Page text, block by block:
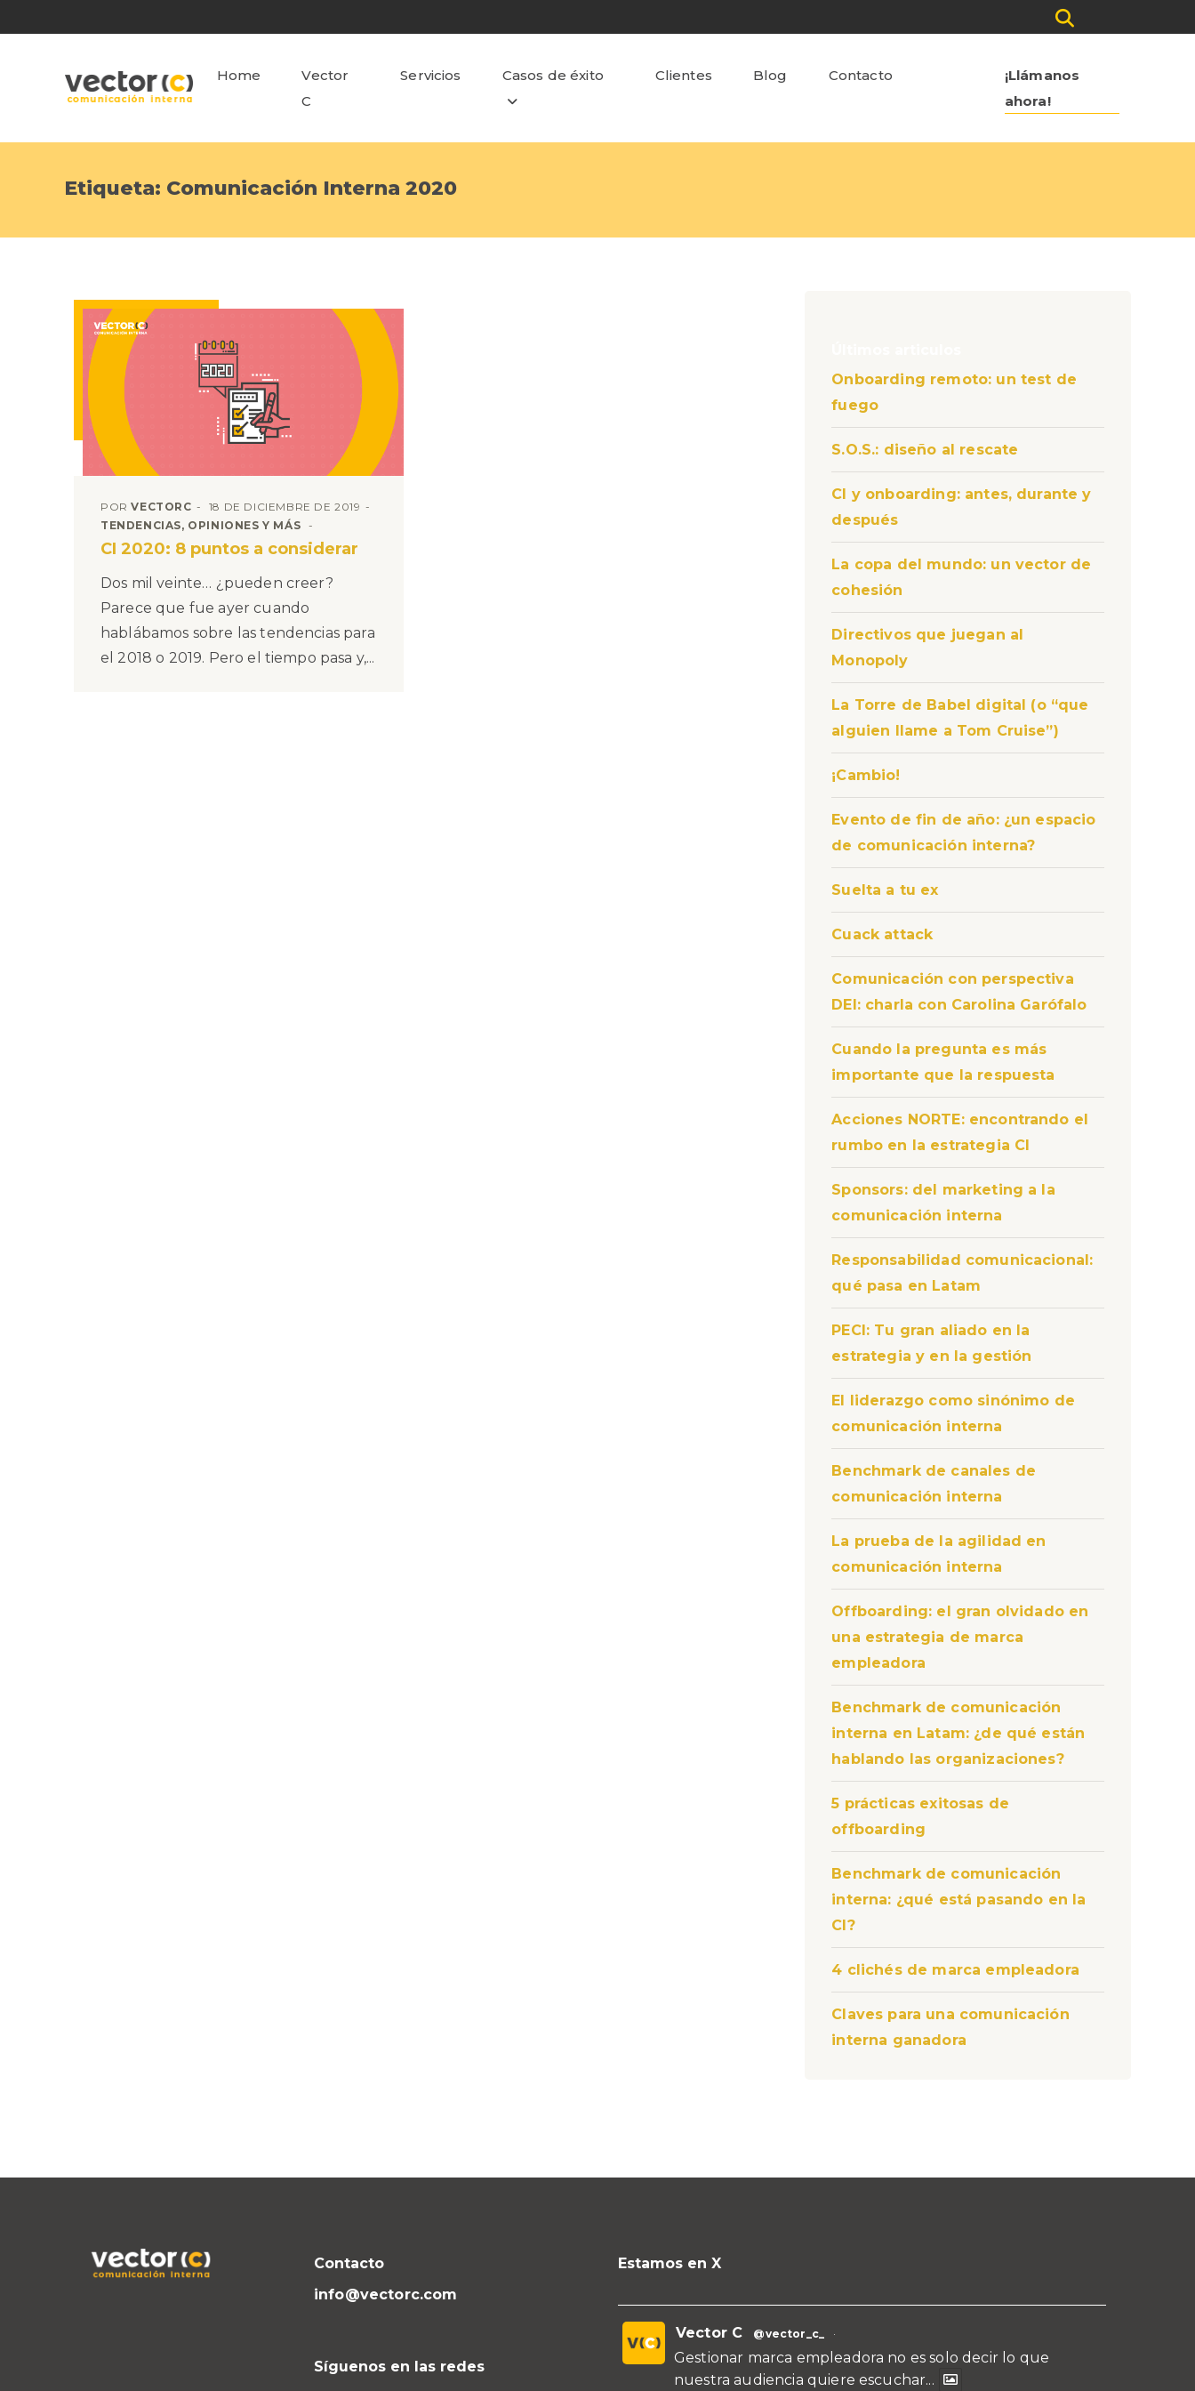
Home
Vector
C
Servicios Casos de éxito Clientes Blog Contacto
¡Llámanos
ahora!
Etiqueta: Comunicación Interna 2020
PORVECTORC
18 DE DICIEMBRE DE 2019
TENDENCIAS, OPINIONES Y MÁS
CI 2020: 8 puntos a considerar
Dos mil veinte… ¿pueden creer?
Parece que fue ayer cuando
hablábamos sobre las tendencias para
el 2018 o 2019. Pero el tiempo pasa y,...
Onboarding remoto: un test de
fuego
S.O.S.: diseño al rescate
CI y onboarding: antes, durante y
después
La copa del mundo: un vector de
cohesión
Directivos que juegan al
Monopoly
La Torre de Babel digital (o “que
alguien llame a Tom Cruise”)
¡Cambio!
Evento de fin de año: ¿un espacio
de comunicación interna?
Suelta a tu ex
Cuack attack
Comunicación con perspectiva
DEI: charla con Carolina Garófalo
Cuando la pregunta es más
importante que la respuesta
Acciones NORTE: encontrando el
rumbo en la estrategia CI
Sponsors: del marketing a la
comunicación interna
Responsabilidad comunicacional:
qué pasa en Latam
PECI: Tu gran aliado en la
estrategia y en la gestión
El liderazgo como sinónimo de
comunicación interna
Benchmark de canales de
comunicación interna
La prueba de la agilidad en
comunicación interna
Offboarding: el gran olvidado en
una estrategia de marca
empleadora
Benchmark de comunicación
interna en Latam: ¿de qué están
hablando las organizaciones?
5 prácticas exitosas de
offboarding
Benchmark de comunicación
interna: ¿qué está pasando en la
CI?
4 clichés de marca empleadora
Claves para una comunicación
interna ganadora
Contacto
info@vectorc.com
Síguenos en las redes
Estamos en X
Vector C @vector_c_ ·
Gestionar marca empleadora no es solo decir lo que
nuestra audiencia quiere escuchar...